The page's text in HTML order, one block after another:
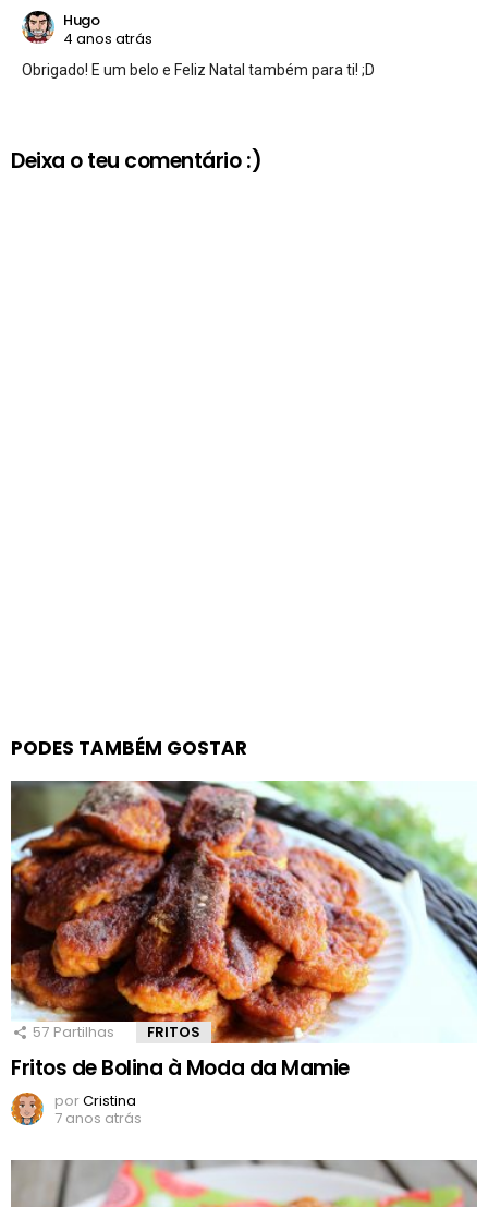
Hugo
4 anos atrás
Obrigado! E um belo e Feliz Natal também para ti! ;D
Deixa o teu comentário :)
PODES TAMBÉM GOSTAR
57 Partilhas FRITOS
Fritos de Bolina à Moda da Mamie
porCristina
7 anos atrás